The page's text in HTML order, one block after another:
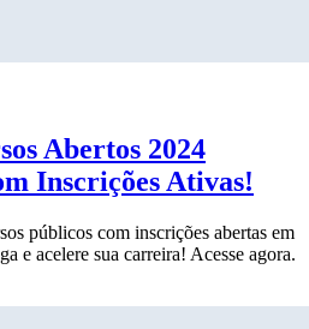
Abertos 2024
Inscrições Ativas!
públicos com inscrições abertas em
e acelere sua carreira! Acesse agora.